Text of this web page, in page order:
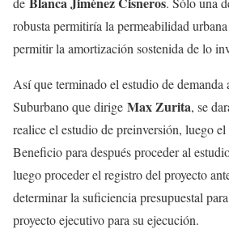
robusta permitiría la permeabilidad
permitir la amortización sostenida de lo
Así que terminado el estudio de demanda
Suburbano que dirige Max Zurita, se
realice el estudio de preinversión, luego
Beneficio para después proceder al
luego proceder el registro del proyecto
determinar la suficiencia presupuestal
proyecto ejecutivo para su ejecución.